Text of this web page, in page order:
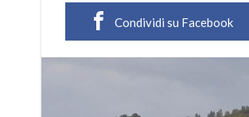
Condividi su Facebook